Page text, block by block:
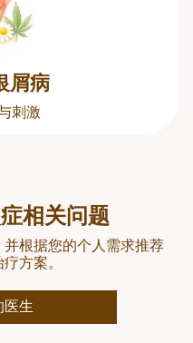
屑病
刺激
相关问题
根据您的个人需求推荐
方案。
医生